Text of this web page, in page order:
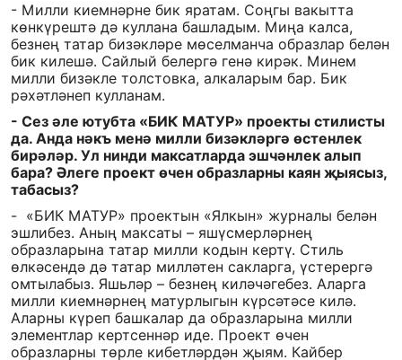
- Милли киемнәрне бик яратам. Соңгы вакытта
көнкүрештә дә куллана башладым. Миңа калса,
безнең татар бизәкләре мөселманча образлар белән
бик килешә. Сайлый белергә генә кирәк. Минем
милли бизәкле толстовка, алкаларым бар. Бик
рәхәтләнеп кулланам.
- Сез әле ютубта «БИК МАТУР» проекты стилисты
да. Анда нәкъ менә милли бизәкләргә өстенлек
бирәләр. Ул нинди максатларда эшчәнлек алып
бара? Әлеге проект өчен образларны каян җыясыз,
табасыз?
- «БИК МАТУР» проектын «Ялкын» журналы белән
эшлибез. Аның максаты – яшүсмерләрнең
образларына татар милли кодын кертү. Стиль
өлкәсендә дә татар милләтен сакларга, үстерергә
омтылабыз. Яшьләр – безнең киләчәгебез. Аларга
милли киемнәрнең матурлыгын күрсәтәсе килә.
Аларны күреп башкалар да образларына милли
элементлар кертсеннәр иде. Проект өчен
образларны төрле кибетләрдән җыям. Кайбер